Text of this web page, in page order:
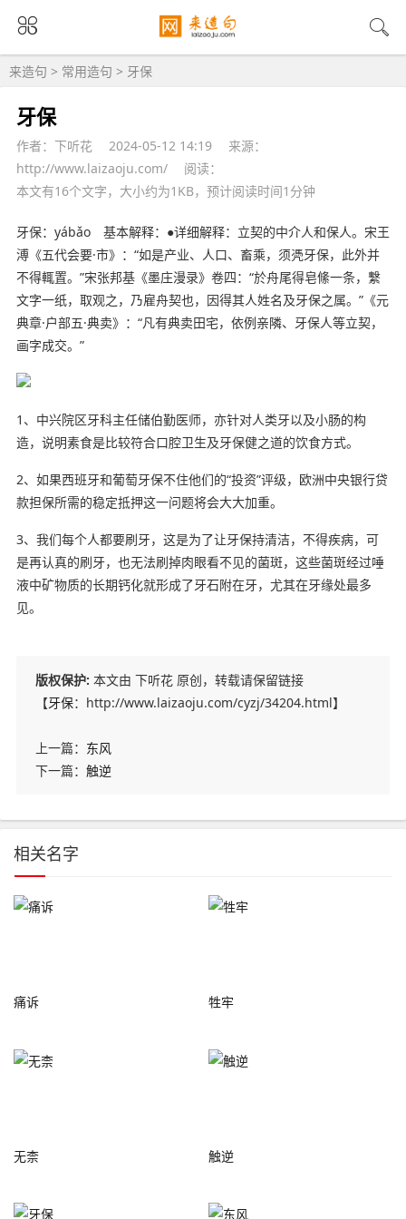
来造句 > 常用造句 > 牙保
牙保
作者：下听花 2024-05-12 14:19
来源：
http://www.laizaoju.com/
阅读：
本文有16个文字，大小约为1KB，预计阅读时间1分钟
牙保：yábǎo 基本解释：●详细解释：立契的中介人和保人。宋王
溥《五代会要·市》：“如是产业、人口、畜乘，须凴牙保，此外并
不得輒置。”宋张邦基《墨庄漫录》卷四：“於舟尾得皂絛一条，繫
文字一纸，取观之，乃雇舟契也，因得其人姓名及牙保之属。”《元
典章·户部五·典卖》：“凡有典卖田宅，依例亲隣、牙保人等立契，
画字成交。”
1、中兴院区牙科主任储伯勤医师，亦针对人类牙以及小肠的构
造，说明素食是比较符合口腔卫生及牙保健之道的饮食方式。
2、 如果西班牙和葡萄牙保不住他们的“投资”评级，欧洲中央银行贷
款担保所需的稳定抵押这一问题将会大大加重。
3、我们每个人都要刷牙， 这是为了让牙保持清洁，不得疾病，可
是再认真的刷牙，也无法刷掉肉眼看不见的菌斑，这些菌斑经过唾
液中矿物质的长期钙化就形成了牙石附在牙，尤其在牙缘处最多
见。
版权保护: 本文由 下听花 原创，转载请保留链接
【牙保：http://www.laizaoju.com/cyzj/34204.html】
上一篇： 东风
下一篇： 触逆
相关名字
痛诉 牲牢
无柰 触逆